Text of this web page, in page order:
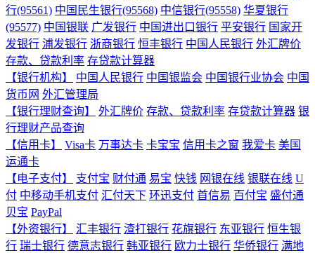
行(95561) 中国民生银行(95568) 中信银行(95558) 华夏银行
(95577) 中国银联 广发银行 中国进出口银行 平安银行 国家开
发银行 浦发银行 浙商银行 恒丰银行 中国人民银行 外汇牌价
存款、贷款利率 存贷款计算器
【银行机构】
中国人民银行 中国银监会 中国银行业协会 中国
货币网 外汇管理局
【银行理财查询】
外汇牌价 存款、贷款利率 存贷款计算器 银
行理财产品查询
【信用卡】
Visa卡 万事达卡 卡宝宝 信用卡之窗 我爱卡 美国
运通卡
【电子支付】
支付宝 财付通 易宝 快钱 网银在线 银联在线 U
付 中移动手机支付 汇付天下 环迅支付 首信易 百付宝 盛付通
贝宝 PayPal
【外资银行】
汇丰银行 渣打银行 花旗银行 东亚银行 恒生银
行 瑞士银行 德意志银行 韩亚银行 欧力士银行 华侨银行 满地